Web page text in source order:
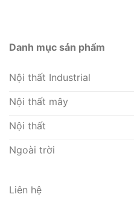
Danh mục sản phẩm
Nội thất Industrial
Nội thất mây
Nội thất
Ngoài trời
Liên hệ